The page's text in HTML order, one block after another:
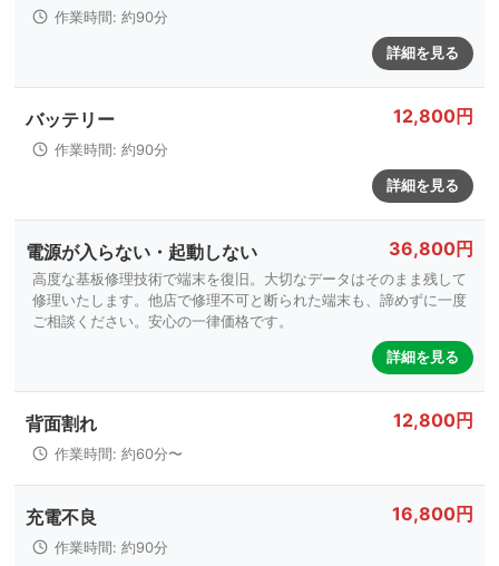
作業時間: 約90分
詳細を見る
バッテリー 12,800円
作業時間: 約90分
詳細を見る
電源が入らない・起動しない 36,800円
高度な基板修理技術で端末を復旧。大切なデータはそのまま残して
修理いたします。他店で修理不可と断られた端末も、諦めずに一度
ご相談ください。安心の一律価格です。
詳細を見る
背面割れ 12,800円
作業時間: 約60分〜
充電不良 16,800円
作業時間: 約90分